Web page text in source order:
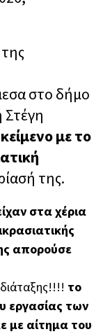
στο δήμο
Στέγη
με το
της.
στα χέρια
απορούσε
το
εργασίας των
με αίτημα του